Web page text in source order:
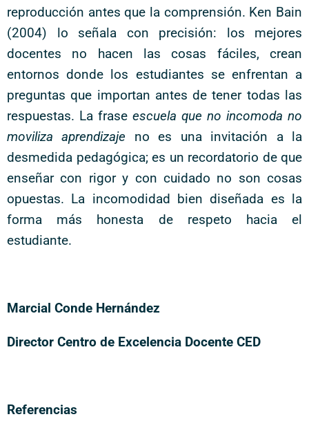
reproducción antes que la comprensión. Ken Bain
(2004) lo señala con precisión: los mejores
docentes no hacen las cosas fáciles, crean
entornos donde los estudiantes se enfrentan a
preguntas que importan antes de tener todas las
respuestas. La frase escuela que no incomoda no
moviliza aprendizaje no es una invitación a la
desmedida pedagógica; es un recordatorio de que
enseñar con rigor y con cuidado no son cosas
opuestas. La incomodidad bien diseñada es la
forma más honesta de respeto hacia el
estudiante.
Marcial Conde Hernández
Director Centro de Excelencia Docente CED
Referencias